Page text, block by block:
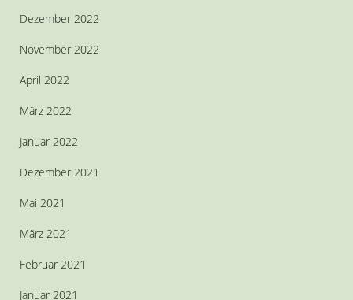
Dezember 2022
November 2022
April 2022
März 2022
Januar 2022
Dezember 2021
Mai 2021
März 2021
Februar 2021
Januar 2021